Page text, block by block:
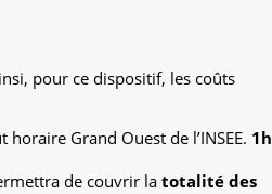
pour ce dispositif, les coûts
Grand Ouest de l’INSEE. 1h
de couvrir la totalité des